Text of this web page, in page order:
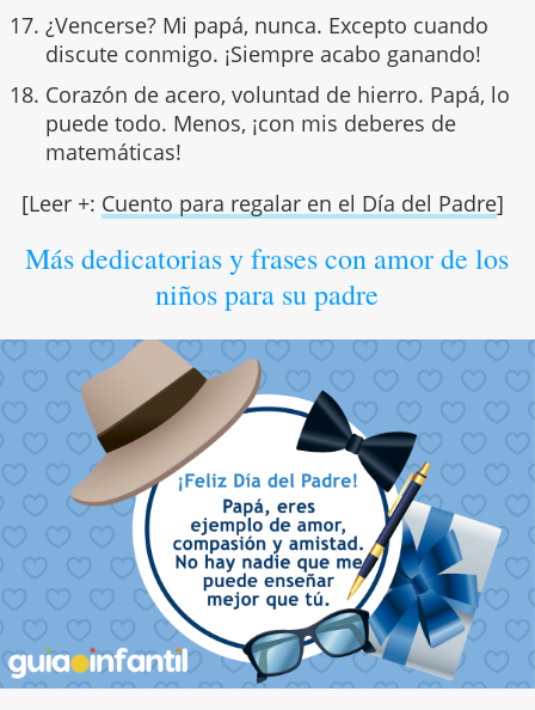
¿Vencerse? Mi papá, nunca. Excepto cuando
discute conmigo. ¡Siempre acabo ganando!
Corazón de acero, voluntad de hierro. Papá, lo
puede todo. Menos, ¡con mis deberes de
matemáticas!
[Leer +: Cuento para regalar en el Día del Padre]
Más dedicatorias y frases con amor de los
niños para su padre